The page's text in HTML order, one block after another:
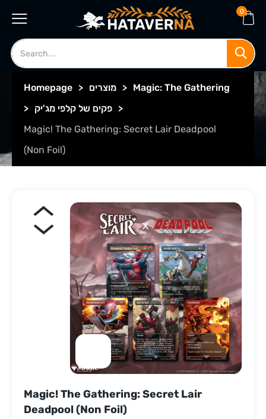
0
Homepage > מוצרים > Magic: The Gathering
> פקים של קלפי מג'יק >
Magic! The Gathering: Secret Lair Deadpool
(Non Foil)
Magic! The Gathering: Secret Lair
Deadpool (Non Foil)